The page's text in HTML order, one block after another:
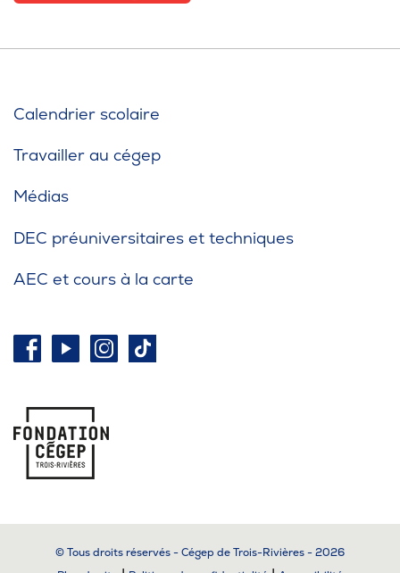
Calendrier scolaire
Travailler au cégep
Médias
DEC préuniversitaires et techniques
AEC et cours à la carte
© Tous droits réservés - Cégep de Trois-Rivières - 2026